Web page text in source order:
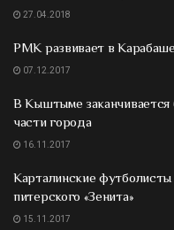
27.04.2018
РМК развивает в
07.12.2017
В Кыштыме заканчивается
части города
16.11.2017
Карталинские
питерского «Зенита»
15.11.2017